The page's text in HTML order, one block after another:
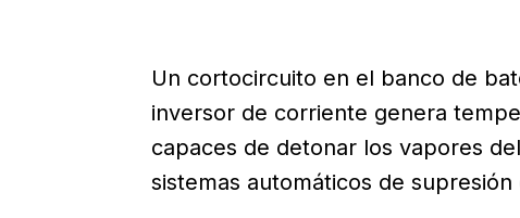
Un cortocircuito en el banco de
inversor de corriente genera
capaces de detonar los vapores
sistemas automáticos de